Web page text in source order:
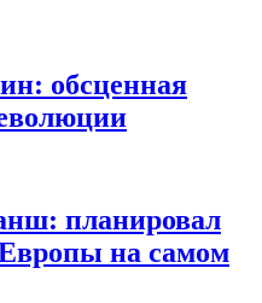
обсценная
планировал
на самом